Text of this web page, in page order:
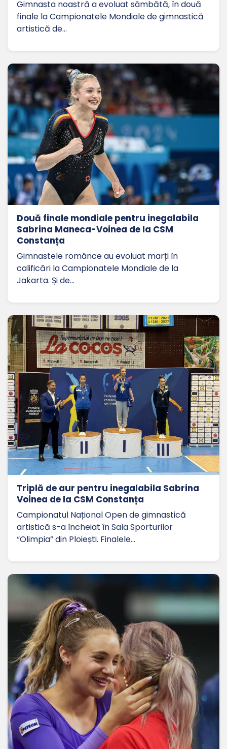
Gimnasta noastră a evoluat sâmbătă, în două
finale la Campionatele Mondiale de gimnastică
artistică de…
Două finale mondiale pentru inegalabila
Sabrina Maneca-Voinea de la CSM
Constanța
Gimnastele românce au evoluat marți în
calificări la Campionatele Mondiale de la
Jakarta. Și de…
Triplă de aur pentru inegalabila Sabrina
Voinea de la CSM Constanța
Campionatul Național Open de gimnastică
artistică s-a încheiat în Sala Sporturilor
“Olimpia” din Ploiești. Finalele…